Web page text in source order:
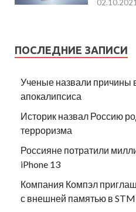
02.10.2021
ПОСЛЕДНИЕ ЗАПИСИ
Ученые назвали причины
апокалипсиса
Историк назвал Россию
терроризма
Россияне потратили
iPhone 13
Компания Компэл
с внешней памятью в